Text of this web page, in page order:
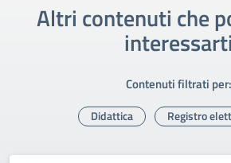
Altri contenuti che
interessarti
Contenuti filtrati per:
Didattica Registro